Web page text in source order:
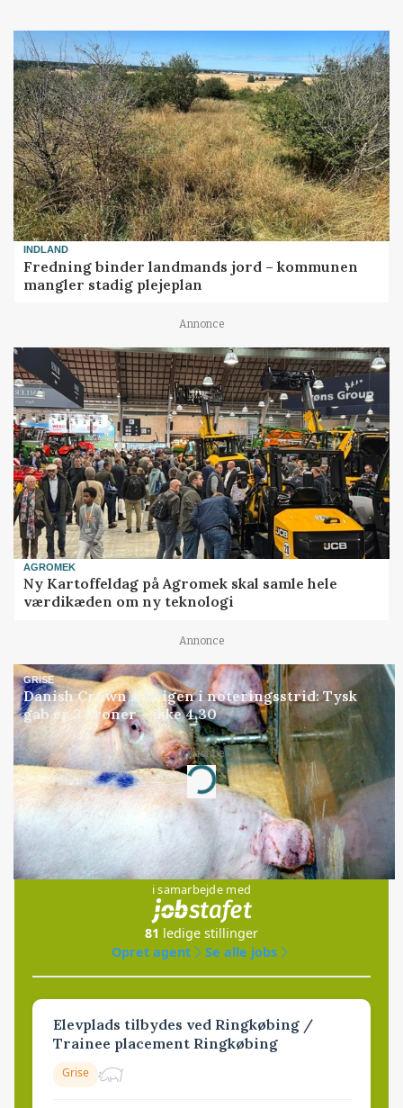
INDLAND
Fredning binder landmands jord – kommunen
mangler stadig plejeplan
Annonce
AGROMEK
Ny Kartoffeldag på Agromek skal samle hele
værdikæden om ny teknologi
Annonce
GRISE
Danish Crown slår igen i noteringsstrid: Tysk
gab er 3 kroner – ikke 4,30
Annonce
Loading...
Jobs
i samarbejde med
81 ledige stillinger
Opret agent
Se alle jobs
Elevplads tilbydes ved Ringkøbing /
Trainee placement Ringkøbing
Grise